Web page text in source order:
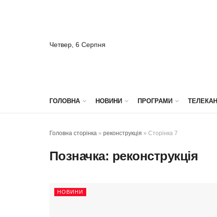
Четвер, 6 Серпня
ГОЛОВНА НОВИНИ ПРОГРАМИ
Головна сторінка » реконструкція » Сторінка 7
Позначка: реконструкція
НОВИНИ